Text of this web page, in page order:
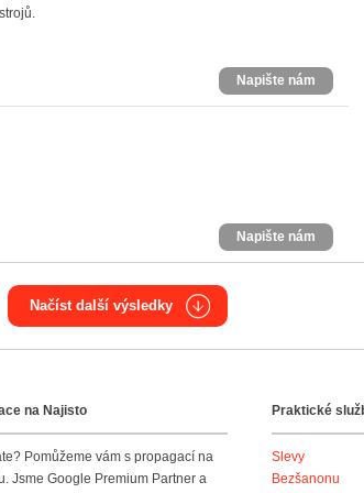
Napište nám
Napište nám
Načíst další výsledky
na Najisto
Pomůžeme vám s propagací na
Jsme Google Premium Partner a
Praktické
Slevy
Bezšanonu